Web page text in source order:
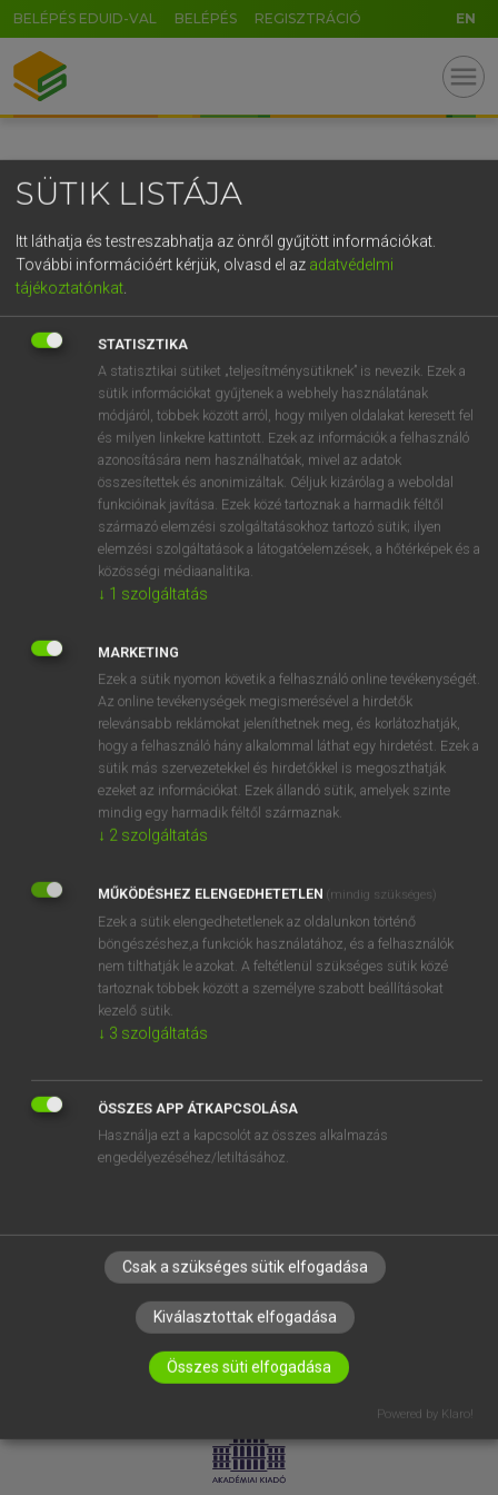
BELÉPÉS EDUID-VAL BELÉPÉS REGISZTRÁCIÓ EN
menu
OOOOPS!
SZOTAR.NET APPLIKÁCIÓ
MICROSOFT OFFICE BŐVÍTMÉNY
BEÉPÜLŐ SZÓTÁRMODUL
ONLINE NYELVVIZSGA
EGYÉNI FELHASZNÁLÓKNAK
TANULÓKNAK
OKTATÁSI INTÉZMÉNYEKNEK
VÁLLALATI MEGOLDÁSOK
RÓLUNK
ELÉRHETŐSÉG
SÜTI BEÁLLÍTÁSOK
LICENCSZERZŐDÉS ADATVÉDELEM
SÜTIK LISTÁJA
Itt láthatja és testreszabhatja az önről gyűjtött információkat.
További információért kérjük, olvasd el az adatvédelmi
tájékoztatónkat
STATISZTIKA
A statisztikai sütiket „teljesítménysütiknek” is nevezik. Ezek a
sütik információkat gyűjtenek a webhely használatának
módjáról, többek között arról, hogy milyen oldalakat keresett fel
és milyen linkekre kattintott. Ezek az információk a felhasználó
azonosítására nem használhatóak, mivel az adatok
összesítettek és anonimizáltak. Céljuk kizárólag a weboldal
funkcióinak javítása. Ezek közé tartoznak a harmadik féltől
származó elemzési szolgáltatásokhoz tartozó sütik; ilyen
elemzési szolgáltatások a látogatóelemzések, a hőtérképek és a
közösségi médiaanalitika.
↓ 1 szolgáltatás
MARKETING
Ezek a sütik nyomon követik a felhasználó online tevékenységét.
Az online tevékenységek megismerésével a hirdetők
relevánsabb reklámokat jeleníthetnek meg, és korlátozhatják,
hogy a felhasználó hány alkalommal láthat egy hirdetést. Ezek a
sütik más szervezetekkel és hirdetőkkel is megoszthatják
ezeket az információkat. Ezek állandó sütik, amelyek szinte
mindig egy harmadik féltől származnak.
↓ 2 szolgáltatás
MŰKÖDÉSHEZ ELENGEDHETETLEN (mindig szükséges)
Ezek a sütik elengedhetetlenek az oldalunkon történő
böngészéshez,a funkciók használatához, és a felhasználók
nem tilthatják le azokat. A feltétlenül szükséges sütik közé
tartoznak többek között a személyre szabott beállításokat
kezelő sütik.
↓ 3 szolgáltatás
ÖSSZES APP ÁTKAPCSOLÁSA
Használja ezt a kapcsolót az összes alkalmazás
engedélyezéséhez/letiltásához.
Csak a szükséges sütik elfogadása
Kiválasztottak elfogadása
Összes süti elfogadása
Powered by Klaro!
GR
5
g h k l
v b n m , . - AltGr